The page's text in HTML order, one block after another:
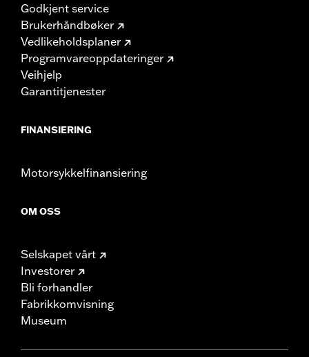
Godkjent service
Brukerhåndbøker
Vedlikeholdsplaner
Programvareoppdateringer
Veihjelp
Garantitjenester
FINANSIERING
Motorsykkelfinansiering
OM OSS
Selskapet vårt
Investorer
Bli forhandler
Fabrikkomvisning
Museum